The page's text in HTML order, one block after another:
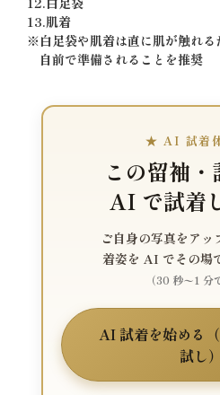
13.肌着
※白足袋や肌着は直に肌が触れる
自前で準備されることを推奨
★ AI 試着
この留袖・
AI で試着
ご自身の写真をアッ
着姿を AI でその場
（30 秒〜1 分
AI 試着を始める
試し）